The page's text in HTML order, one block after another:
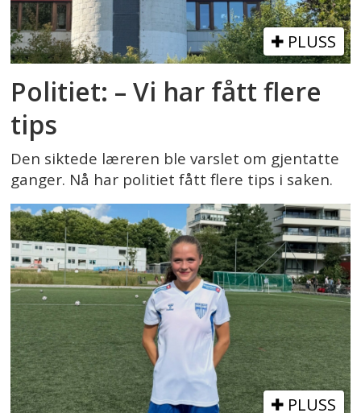
PLUSS
Politiet: – Vi har fått flere
tips
Den siktede læreren ble varslet om gjentatte
ganger. Nå har politiet fått flere tips i saken.
PLUSS